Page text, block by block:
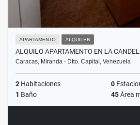
APARTAMENTO ALQUILER
ALQUILO APARTAMENTO EN LA
Caracas, Miranda - Dtto. Capital, Venezuela
2 Habitaciones 0
1 Baño 45Área